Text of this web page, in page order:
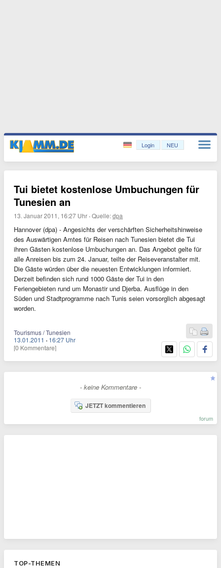
Login NEU
Tui bietet kostenlose Umbuchungen für
Tunesien an
13. Januar 2011, 16:27 Uhr ·Quelle:dpa
Hannover (dpa) - Angesichts der verschärften Sicherheitshinweise
des Auswärtigen Amtes für Reisen nach Tunesien bietet die Tui
ihren Gästen kostenlose Umbuchungen an. Das Angebot gelte für
alle Anreisen bis zum 24. Januar, teilte der Reiseveranstalter mit.
Die Gäste würden über die neuesten Entwicklungen informiert.
Derzeit befinden sich rund 1000 Gäste der Tui in den
Feriengebieten rund um Monastir und Djerba. Ausflüge in den
Süden und Stadtprogramme nach Tunis seien vorsorglich abgesagt
worden.
Tourismus / Tunesien
13.01.2011 · 16:27 Uhr
[0 Kommentare]
- keine Kommentare -
JETZT kommentieren
forum
TOP-THEMEN